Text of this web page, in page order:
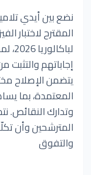
نضع بين أيدي
المقترح لاختبار
إجاباتهم
يتضمن الإصلاح
المعتمدة، بما
وتدارك النقائص.
المترشحين وأن
والتفوق